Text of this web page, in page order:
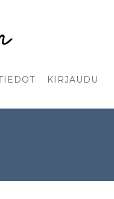
KIRJAUDU